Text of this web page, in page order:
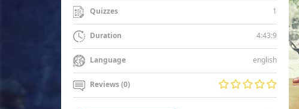
Quizzes 1
Duration 4:43:9
Language english
Reviews (0)